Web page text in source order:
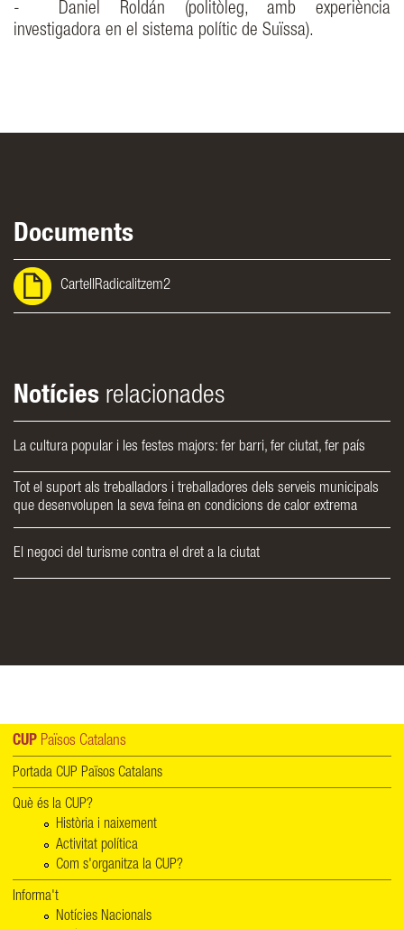
- Daniel Roldán (politòleg, amb experiència
investigadora en el sistema polític de Suïssa).
Documents
CartellRadicalitzem2
Notícies relacionades
La cultura popular i les festes majors: fer barri, fer ciutat, fer país
Tot el suport als treballadors i treballadores dels serveis municipals
que desenvolupen la seva feina en condicions de calor extrema
El negoci del turisme contra el dret a la ciutat
CUP Països Catalans
Portada CUP Països Catalans
Què és la CUP?
Història i naixement
Activitat política
Com s'organitza la CUP?
Informa't
Notícies Nacionals